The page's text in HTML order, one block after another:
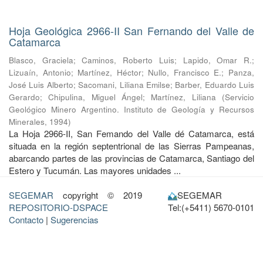
Hoja Geológica 2966-II San Fernando del Valle de
Catamarca
Blasco, Graciela;Caminos, Roberto Luis; Lapido, Omar R.;
Lizuaín, Antonio; Martínez, Héctor; Nullo, Francisco E.; Panza,
José Luis Alberto;Sacomani, Liliana Emilse; Barber, Eduardo Luis
Gerardo;Chipulina, Miguel Ángel; Martínez, Liliana (Servicio
Geológico Minero Argentino. Instituto de Geología y Recursos
Minerales, 1994)
La Hoja 2966-II, San Femando del Valle dé Catamarca, está
situada en la región septentrional de las Sierras Pampeanas,
abarcando partes de las provincias de Catamarca, Santiago del
Estero y Tucumán. Las mayores unidades ...
SEGEMAR copyright © 2019
REPOSITORIO-DSPACE
Contacto | Sugerencias
SEGEMAR
Tel:(+5411) 5670-0101